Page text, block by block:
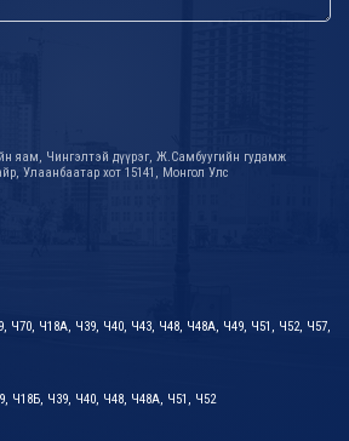
яам, Чингэлтэй дүүрэг, Ж.Самбуугийн гудамж
Улаанбаатар хот 15141, Монгол Улс
Ч70, Ч18А, Ч39, Ч40, Ч43, Ч48, Ч48А, Ч49, Ч51, Ч52, Ч57,
Ч18Б, Ч39, Ч40, Ч48, Ч48А, Ч51, Ч52